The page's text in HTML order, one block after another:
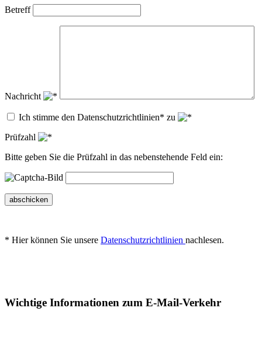
Betreff
Nachricht
Ich stimme den Datenschutzrichtlinien* zu
Prüfzahl
Bitte geben Sie die Prüfzahl in das nebenstehende Feld ein:
abschicken
* Hier können Sie unsere Datenschutzrichtlinien nachlesen.
Wichtige Informationen zum E-Mail-Verkehr